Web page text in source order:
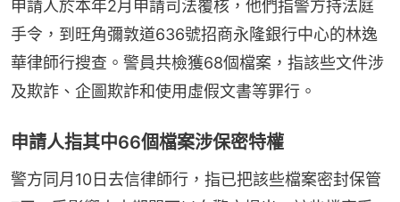
申請人於本年2月申請司法覆核，他們指警方持法庭
手令，到旺角彌敦道636號招商永隆銀行中心的林逸
華律師行搜查。警員共檢獲68個檔案，指該些文件涉
及欺詐、企圖欺詐和使用虛假文書等罪行。
申請人指其中66個檔案涉保密特權
警方同月10日去信律師行，指已把該些檔案密封保管